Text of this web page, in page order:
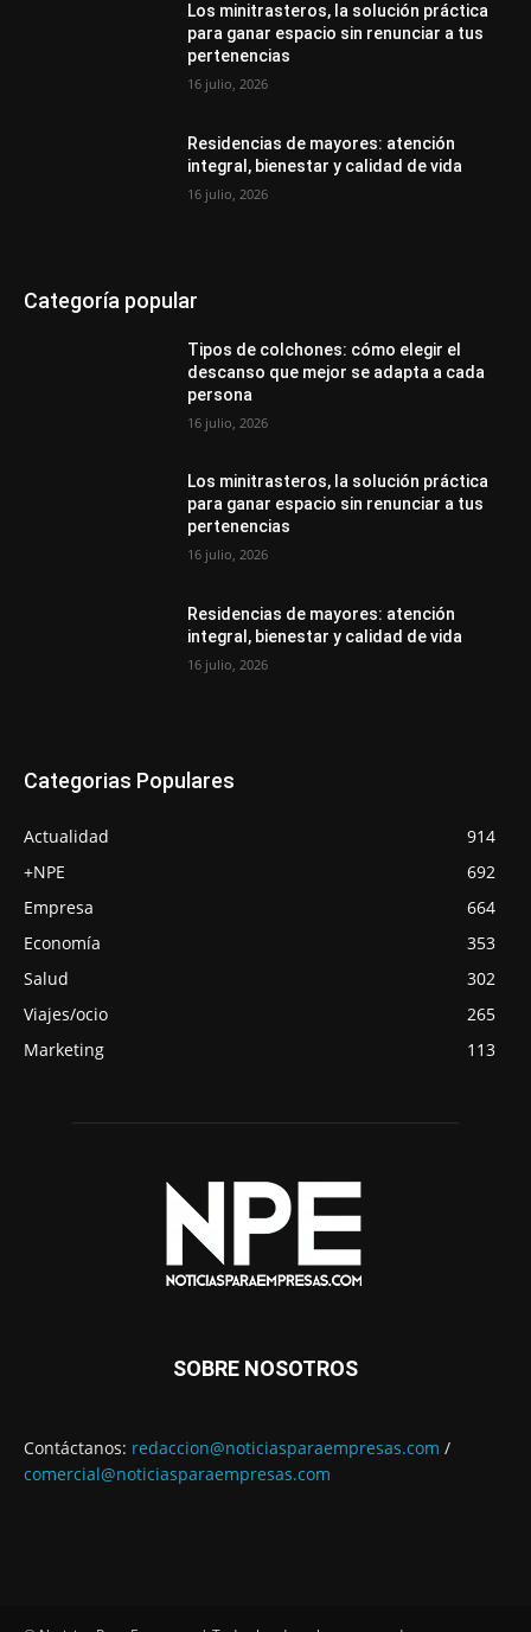
Los minitrasteros, la solución práctica
para ganar espacio sin renunciar a tus
pertenencias
16 julio, 2026
Residencias de mayores: atención
integral, bienestar y calidad de vida
16 julio, 2026
Categoría popular
Tipos de colchones: cómo elegir el
descanso que mejor se adapta a cada
persona
16 julio, 2026
Los minitrasteros, la solución práctica
para ganar espacio sin renunciar a tus
pertenencias
16 julio, 2026
Residencias de mayores: atención
integral, bienestar y calidad de vida
16 julio, 2026
Categorias Populares
Actualidad
914
+NPE
692
Empresa
664
Economía
353
Salud
302
Viajes/ocio
265
Marketing
113
SOBRE NOSOTROS
Contáctanos: redaccion@noticiasparaempresas.com /
comercial@noticiasparaempresas.com